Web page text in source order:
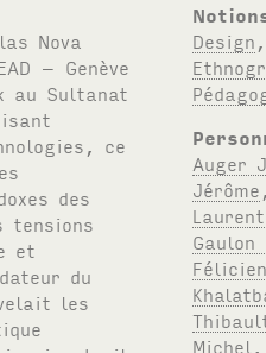
Nova
– Genève
au Sultanat
ce
des
tensions
et
du
les
Design
Auger
Jérôme
Laurent
Gaulon
Félicien
Michel